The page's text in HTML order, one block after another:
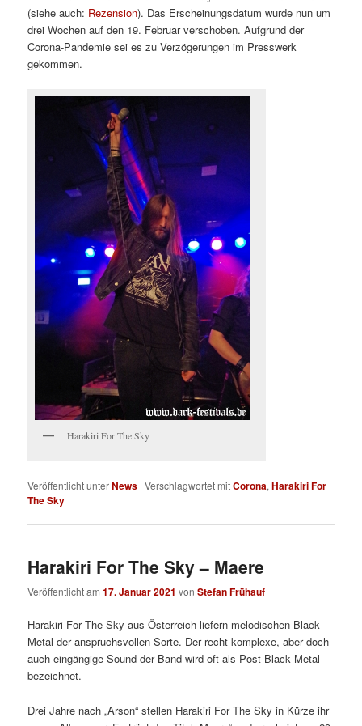
(siehe auch: Rezension). Das Erscheinungsdatum wurde nun um
drei Wochen auf den 19. Februar verschoben. Aufgrund der
Corona-Pandemie sei es zu Verzögerungen im Presswerk
gekommen.
Harakiri For The Sky
Veröffentlicht unterNews |Verschlagwortet mitCorona,Harakiri For
The Sky
Harakiri For The Sky – Maere
Veröffentlicht am17. Januar 2021 vonStefan Frühauf
Harakiri For The Sky aus Österreich liefern melodischen Black
Metal der anspruchsvollen Sorte. Der recht komplexe, aber doch
auch eingängige Sound der Band wird oft als Post Black Metal
bezeichnet.
Drei Jahre nach „Arson“ stellen Harakiri For The Sky in Kürze ihr